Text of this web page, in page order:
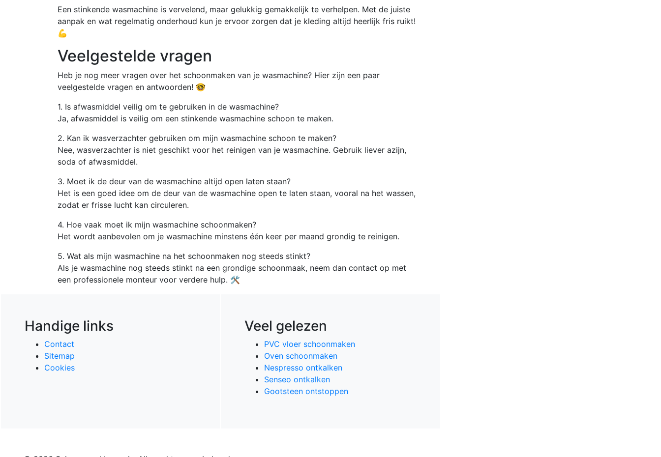
Een stinkende wasmachine is vervelend, maar gelukkig gemakkelijk te verhelpen. Met de juiste
aanpak en wat regelmatig onderhoud kun je ervoor zorgen dat je kleding altijd heerlijk fris ruikt!
💪
Veelgestelde vragen
Heb je nog meer vragen over het schoonmaken van je wasmachine? Hier zijn een paar
veelgestelde vragen en antwoorden! 🤓
1. Is afwasmiddel veilig om te gebruiken in de wasmachine?
Ja, afwasmiddel is veilig om een stinkende wasmachine schoon te maken.
2. Kan ik wasverzachter gebruiken om mijn wasmachine schoon te maken?
Nee, wasverzachter is niet geschikt voor het reinigen van je wasmachine. Gebruik liever azijn,
soda of afwasmiddel.
3. Moet ik de deur van de wasmachine altijd open laten staan?
Het is een goed idee om de deur van de wasmachine open te laten staan, vooral na het wassen,
zodat er frisse lucht kan circuleren.
4. Hoe vaak moet ik mijn wasmachine schoonmaken?
Het wordt aanbevolen om je wasmachine minstens één keer per maand grondig te reinigen.
5. Wat als mijn wasmachine na het schoonmaken nog steeds stinkt?
Als je wasmachine nog steeds stinkt na een grondige schoonmaak, neem dan contact op met
een professionele monteur voor verdere hulp. 🛠️
Handige links
Contact
Sitemap
Cookies
Veel gelezen
PVC vloer schoonmaken
Oven schoonmaken
Nespresso ontkalken
Senseo ontkalken
Gootsteen ontstoppen